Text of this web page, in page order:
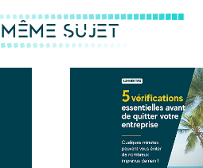
SUJET